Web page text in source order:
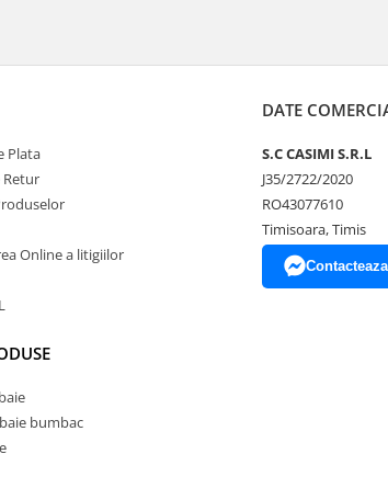
Plata
Retur
Online a litigiilor
bumbac
DATE
S.C CASIMI S.R.L
J35/2722/2020
RO43077610
Timisoara, Timis